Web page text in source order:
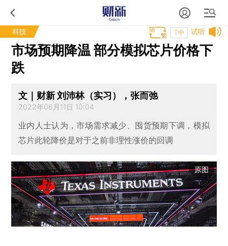
科技 试听
T中
市场预期降温 部分模拟芯片价格下
跌
文｜财新 刘沛林（实习），张而弛
2022年06月11日 10:04
业内人士认为，市场需求减少、囤货预期下调，模拟
芯片此轮降价是对于之前非理性涨价的回调
原图